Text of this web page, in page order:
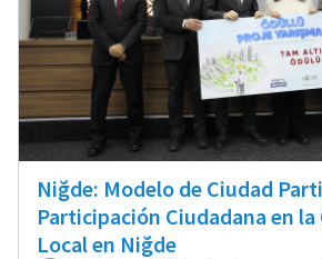
Niğde: Modelo de Ciudad
Participación Ciudadana en la
Local en Niğde